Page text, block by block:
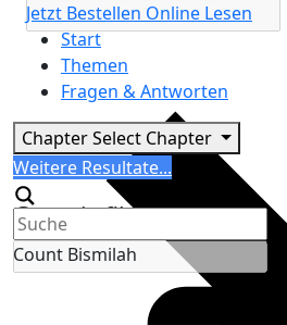
Jetzt Bestellen Online Lesen
Start
Themen
Fragen & Antworten
ChapterSelect Chapter
Search
Weitere Resultate...
Generic filters
Count Bismilah